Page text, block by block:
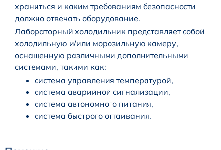
храниться и каким требованиям безопасности
должно отвечать оборудование.
Лабораторный холодильник представляет собой
холодильную и/или морозильную камеру,
оснащенную различными дополнительными
системами, такими как:
система управления температурой,
система аварийной сигнализации,
система автономного питания,
система быстрого оттаивания.